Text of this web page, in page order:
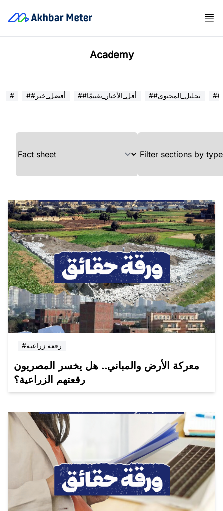
Academy
# ##أفضل_خبر ##أقل_الأخبار_تقييمًا ##تحليل_المحتوى
#رقعة زراعية
معركة الأرض والمباني.. هل يخسر المصريون
رقعتهم الزراعية؟